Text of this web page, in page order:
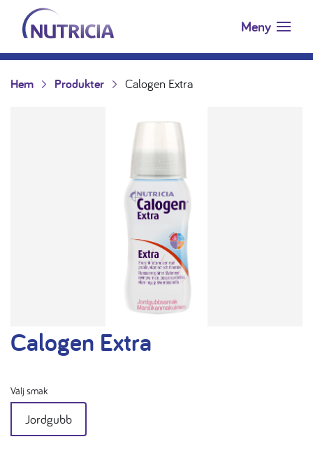
Hoppa till innehåll
Nutricia.se Meny
Hem Produkter Calogen Extra
Calogen Extra
Välj smak
Jordgubb